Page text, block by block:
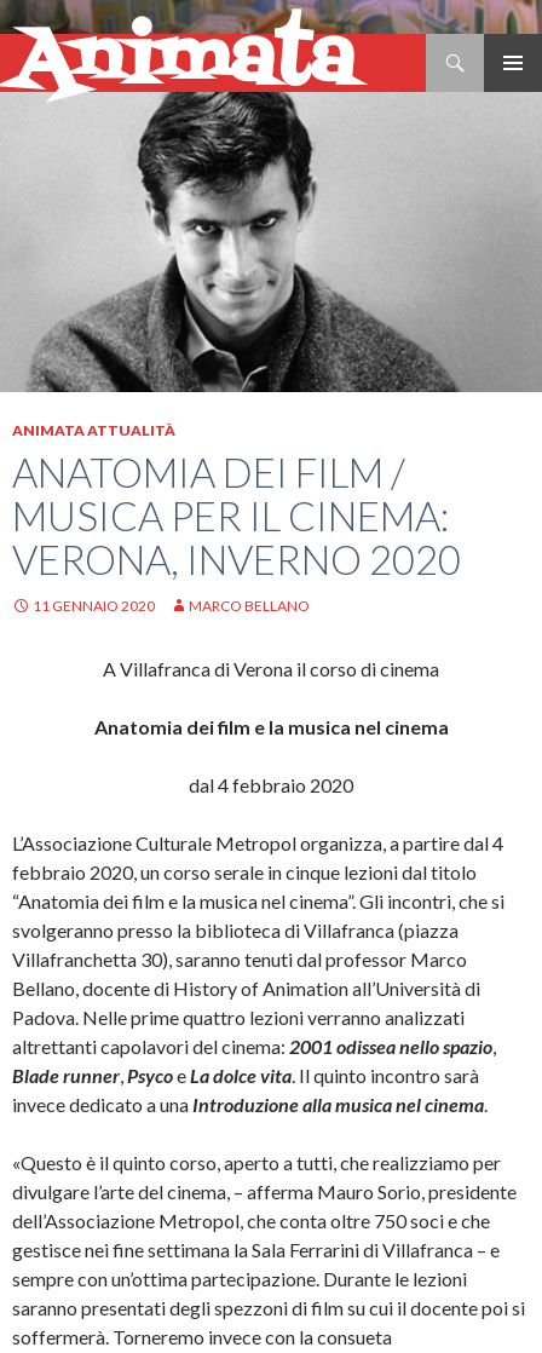
Animata
Cerca
VAI
ANIMATA ATTUALITÀ
ANATOMIA DEI FILM /
MUSICA PER IL CINEMA:
VERONA, INVERNO 2020
11 GENNAIO 2020 MARCO BELLANO
A Villafranca di Verona il corso di cinema
Anatomia dei film e la musica nel cinema
dal 4 febbraio 2020
L’Associazione Culturale Metropol organizza, a partire dal 4
febbraio 2020, un corso serale in cinque lezioni dal titolo
“Anatomia dei film e la musica nel cinema”. Gli incontri, che si
svolgeranno presso la biblioteca di Villafranca (piazza
Villafranchetta 30), saranno tenuti dal professor Marco
Bellano, docente di History of Animation all’Università di
Padova. Nelle prime quattro lezioni verranno analizzati
altrettanti capolavori del cinema: 2001 odissea nello spazio,
Blade runner,PsycoeLa dolce vita. Il quinto incontro sarà
invece dedicato a una Introduzione alla musica nel cinema.
«Questo è il quinto corso, aperto a tutti, che realizziamo per
divulgare l’arte del cinema, – afferma Mauro Sorio, presidente
dell’Associazione Metropol, che conta oltre 750 soci e che
gestisce nei fine settimana la Sala Ferrarini di Villafranca – e
sempre con un’ottima partecipazione. Durante le lezioni
saranno presentati degli spezzoni di film su cui il docente poi si
soffermerà. Torneremo invece con la consueta